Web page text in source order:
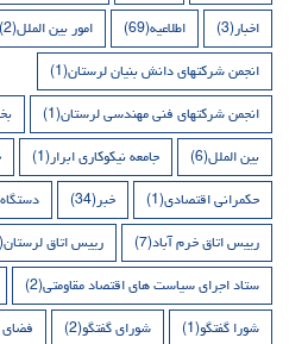
اخبار(3) اطلاعیه(69) امور بین الملل(2)
انجمن شرکتهای دانش بنیان لرستان(1)
انجمن شرکتهای فنی مهندسی لرستان(1)
بین الملل(6) جامعه نیکوکاری ابرار(1)
حکمرانی اقتصادی(1) خبر(34)
رییس اتاق خرم آباد(7) رییس اتاق لرستان(2)
ستاد اجرای سیاست های اقتصاد مقاومتی(2)
شورا گفتگو(1) شورای گفتگو(2)